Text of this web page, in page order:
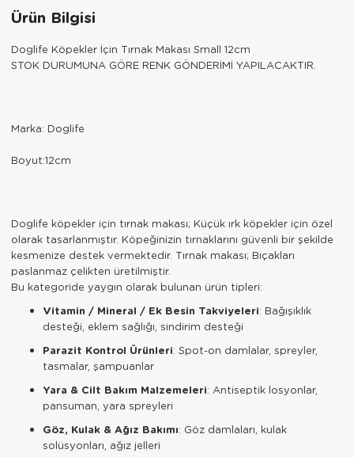
Ürün Bilgisi
Doglife Köpekler İçin Tırnak Makası Small 12cm
STOK DURUMUNA GÖRE RENK GÖNDERİMİ YAPILACAKTIR.
Marka: Doglife
Boyut:12cm
Doglife köpekler için tırnak makası; Küçük ırk köpekler için özel
olarak tasarlanmıştır. Köpeğinizin tırnaklarını güvenli bir şekilde
kesmenize destek vermektedir. Tırnak makası; Bıçakları
paslanmaz çelikten üretilmiştir.
Bu kategoride yaygın olarak bulunan ürün tipleri:
Vitamin / Mineral / Ek Besin Takviyeleri: Bağışıklık
desteği, eklem sağlığı, sindirim desteği
Parazit Kontrol Ürünleri: Spot-on damlalar, spreyler,
tasmalar, şampuanlar
Yara & Cilt Bakım Malzemeleri: Antiseptik losyonlar,
pansuman, yara spreyleri
Göz, Kulak & Ağız Bakımı: Göz damlaları, kulak
solüsyonları, ağız jelleri